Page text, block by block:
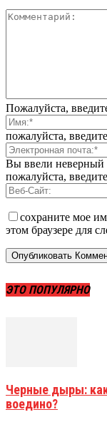
Пожалуйста,
пожалуйста,
Вы ввели неверный
пожалуйста,
сохраните мое
этом браузере для
ЭТО ПОПУЛЯРНО
Черные дыры:
воедино?